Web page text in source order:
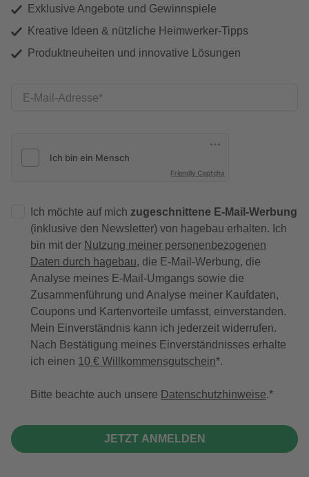
Exklusive Angebote und Gewinnspiele
Kreative Ideen & nützliche Heimwerker-Tipps
Produktneuheiten und innovative Lösungen
E-Mail-Adresse
Friendly Captcha
Ich möchte auf mich zugeschnittene E-Mail-Werbung
(inklusive den Newsletter) von hagebau erhalten. Ich
bin mit der Nutzung meiner personenbezogenen
Daten durch hagebau, die E-Mail-Werbung, die
Analyse meines E-Mail-Umgangs sowie die
Zusammenführung und Analyse meiner Kaufdaten,
Coupons und Kartenvorteile umfasst, einverstanden.
Mein Einverständnis kann ich jederzeit widerrufen.
Nach Bestätigung meines Einverständnisses erhalte
ich einen 10 € Willkommensgutschein*.
Bitte beachte auch unsere Datenschutzhinweise.
JETZT ANMELDEN